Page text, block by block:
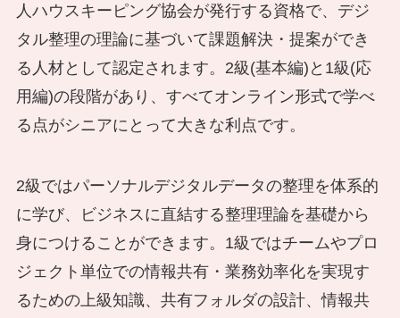
人ハウスキーピング協会が発行する資格で、デジ
タル整理の理論に基づいて課題解決・提案ができ
る人材として認定されます。2級(基本編)と1級(応
用編)の段階があり、すべてオンライン形式で学べ
る点がシニアにとって大きな利点です。
2級ではパーソナルデジタルデータの整理を体系的
に学び、ビジネスに直結する整理理論を基礎から
身につけることができます。1級ではチームやプロ
ジェクト単位での情報共有・業務効率化を実現す
るための上級知識、共有フォルダの設計、情報共